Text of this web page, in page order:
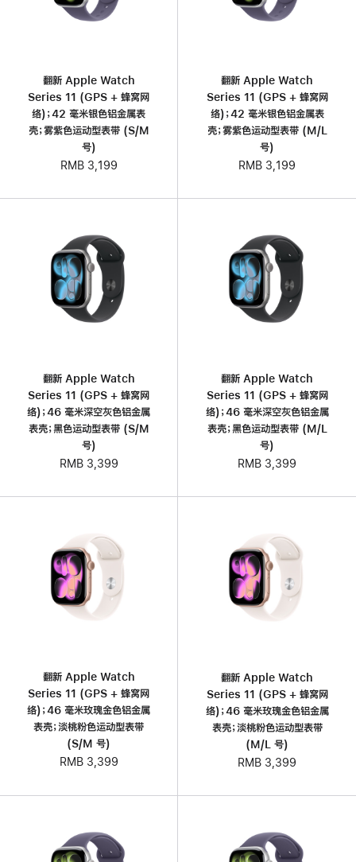
翻新 Apple Watch
Series 11 (GPS + 蜂窝网
络)；42 毫米银色铝金属表
壳；雾紫色运动型表带 (S/M
号)
RMB 3,199
翻新 Apple Watch
Series 11 (GPS + 蜂窝网
络)；42 毫米银色铝金属表
壳；雾紫色运动型表带 (M/L
号)
RMB 3,199
翻新 Apple Watch
Series 11 (GPS + 蜂窝网
络)；46 毫米深空灰色铝金属
表壳；黑色运动型表带 (S/M
号)
RMB 3,399
翻新 Apple Watch
Series 11 (GPS + 蜂窝网
络)；46 毫米深空灰色铝金属
表壳；黑色运动型表带 (M/L
号)
RMB 3,399
翻新 Apple Watch
Series 11 (GPS + 蜂窝网
络)；46 毫米玫瑰金色铝金属
表壳；淡桃粉色运动型表带
(S/M 号)
RMB 3,399
翻新 Apple Watch
Series 11 (GPS + 蜂窝网
络)；46 毫米玫瑰金色铝金属
表壳；淡桃粉色运动型表带
(M/L 号)
RMB 3,399